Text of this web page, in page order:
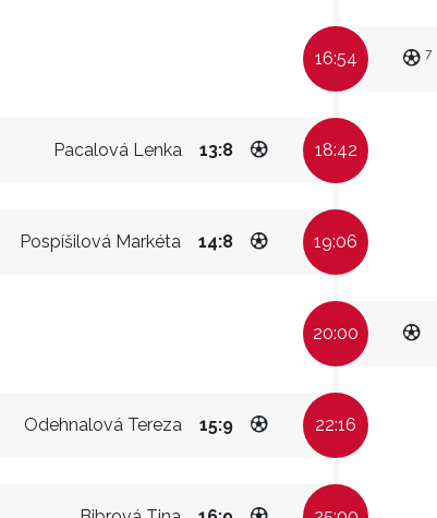
16:54 7
Pacalová Lenka 13:8 18:42
Pospíšilová Markéta 14:8 19:06
20:00
Odehnalová Tereza 15:9 22:16